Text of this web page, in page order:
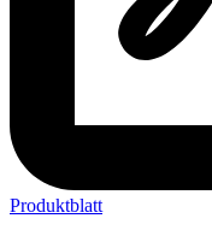
Produktblatt